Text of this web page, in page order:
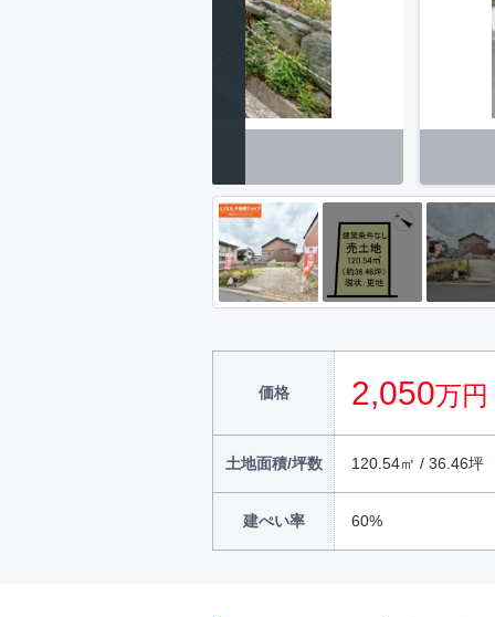
価格 2,050万円
土地面積/坪数 120.54㎡ / 36.46坪
建ぺい率 60%